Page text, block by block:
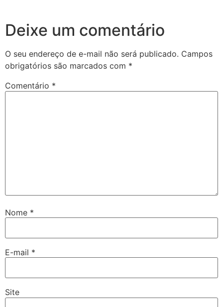
Deixe um comentário
O seu endereço de e-mail não será publicado. Campos
obrigatórios são marcados com *
Comentário *
Nome *
E-mail *
Site